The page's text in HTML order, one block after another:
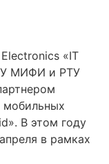
«IT
МИФИ и РТУ
мобильных
В этом году
в рамках